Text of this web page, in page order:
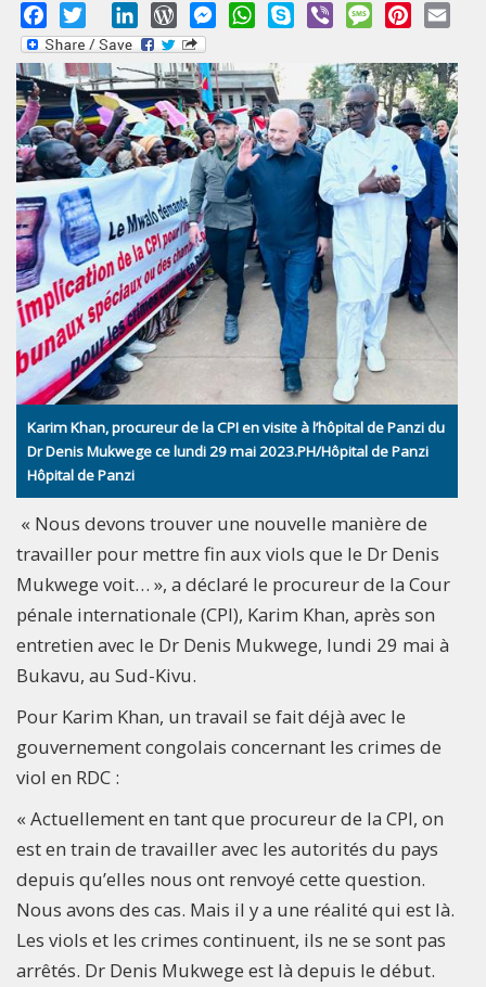
Facebook
Twitter LinkedInWordPressMessengerWhatsApp
Skype Viber MessagePinterest
Karim Khan, procureur de la CPI en visite à l’hôpital de Panzi du
Dr Denis Mukwege ce lundi 29 mai 2023.PH/Hôpital de Panzi
Hôpital de Panzi
« Nous devons trouver une nouvelle manière de
travailler pour mettre fin aux viols que le Dr Denis
Mukwege voit… », a déclaré le procureur de la Cour
pénale internationale (CPI), Karim Khan, après son
entretien avec le Dr Denis Mukwege, lundi 29 mai à
Bukavu, au Sud-Kivu.
Pour Karim Khan, un travail se fait déjà avec le
gouvernement congolais concernant les crimes de
viol en RDC :
« Actuellement en tant que procureur de la CPI, on
est en train de travailler avec les autorités du pays
depuis qu’elles nous ont renvoyé cette question.
Nous avons des cas. Mais il y a une réalité qui est là.
Les viols et les crimes continuent, ils ne se sont pas
arrêtés. Dr Denis Mukwege est là depuis le début.